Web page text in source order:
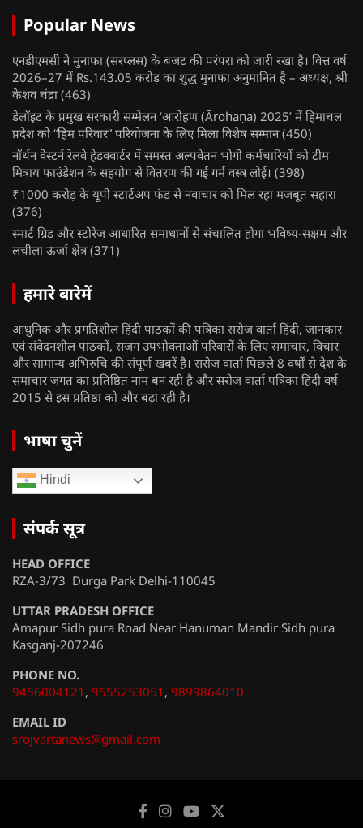
Popular News
एनडीएमसी ने मुनाफा (सरप्लस) के बजट की परंपरा को जारी रखा है। वित्त वर्ष
2026–27 में Rs.143.05 करोड़ का शुद्ध मुनाफा अनुमानित है – अध्यक्ष, श्री
केशव चंद्रा (463)
डेलॉइट के प्रमुख सरकारी सम्मेलन ‘आरोहण (Ārohaṇa) 2025’ में हिमाचल
प्रदेश को “हिम परिवार” परियोजना के लिए मिला विशेष सम्मान (450)
नॉर्थन वेस्टर्न रेलवे हेडक्वार्टर में समस्त अल्पवेतन भोगी कर्मचारियों को टीम
मित्राय फाउंडेशन के सहयोग से वितरण की गई गर्म वस्त्र लोई। (398)
₹1000 करोड़ के यूपी स्टार्टअप फंड से नवाचार को मिल रहा मजबूत सहारा
(376)
स्मार्ट ग्रिड और स्टोरेज आधारित समाधानों से संचालित होगा भविष्य-सक्षम और
लचीला ऊर्जा क्षेत्र (371)
हमारे बारेमें
आधुनिक और प्रगतिशील हिंदी पाठकों की पत्रिका सरोज वार्ता हिंदी, जानकार
एवं संवेदनशील पाठकों, सजग उपभोक्ताओं परिवारों के लिए समाचार, विचार
और सामान्य अभिरुचि की संपूर्ण खबरें है। सरोज वार्ता पिछले 8 वर्षों से देश के
समाचार जगत का प्रतिष्ठित नाम बन रही है और सरोज वार्ता पत्रिका हिंदी वर्ष
2015 से इस प्रतिष्ठा को और बढ़ा रही है।
भाषा चुनें
Hindi
संपर्क सूत्र
HEAD OFFICE
RZA-3/73 Durga Park Delhi-110045
UTTAR PRADESH OFFICE
Amapur Sidh pura Road Near Hanuman Mandir Sidh pura
Kasganj-207246
PHONE NO.
9456004121 , 9555253051 , 9899864010
EMAIL ID
srojvartanews@gmail.com